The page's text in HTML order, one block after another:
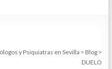
y Psiquiatras en Sevilla > Blog >
DUELO